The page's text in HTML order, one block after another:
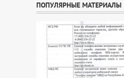
ПОПУЛЯРНЫЕ МАТЕРИАЛЫ